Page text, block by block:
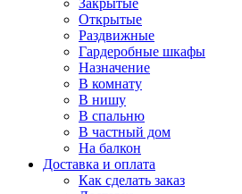
Закрытые
Открытые
Раздвижные
Гардеробные шкафы
Назначение
В комнату
В нишу
В спальню
В частный дом
На балкон
Доставка и оплата
Как сделать заказ